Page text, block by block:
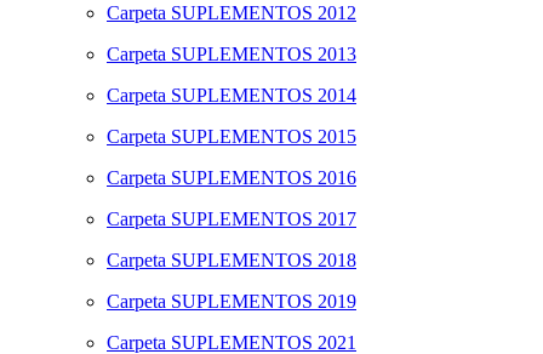
Carpeta SUPLEMENTOS 2012
Carpeta SUPLEMENTOS 2013
Carpeta SUPLEMENTOS 2014
Carpeta SUPLEMENTOS 2015
Carpeta SUPLEMENTOS 2016
Carpeta SUPLEMENTOS 2017
Carpeta SUPLEMENTOS 2018
Carpeta SUPLEMENTOS 2019
Carpeta SUPLEMENTOS 2021